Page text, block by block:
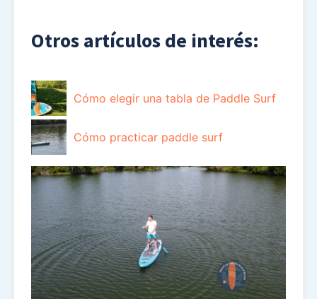
Otros artículos de interés:
Cómo elegir una tabla de Paddle Surf
Cómo practicar paddle surf